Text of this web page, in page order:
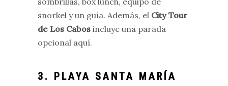
snorkel y un guía. Además, el City Tour
de Los Cabos incluye una parada
opcional aquí.
3. PLAYA SANTA MARÍA